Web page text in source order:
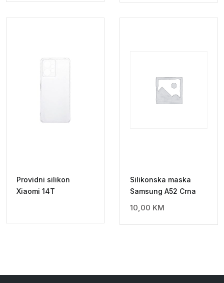
Providni silikon
Xiaomi 14T
Silikonska maska
Samsung A52 Crna
10,00 KM